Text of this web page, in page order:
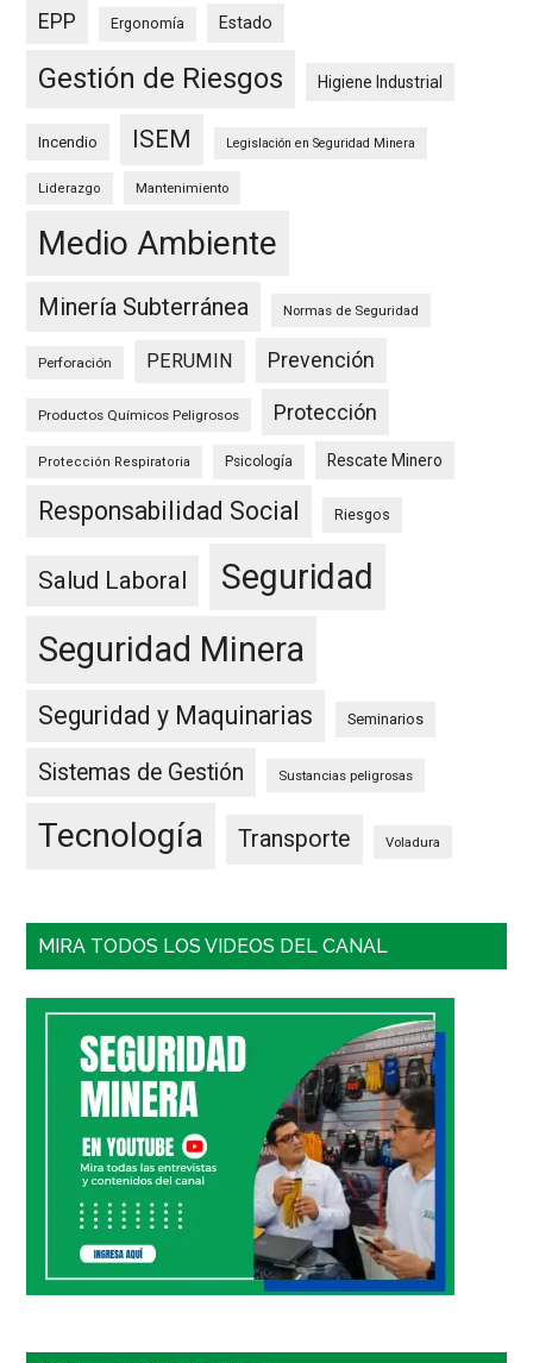
EPP Ergonomía Estado
Gestión de Riesgos Higiene Industrial
Incendio ISEM Legislación en Seguridad Minera
Liderazgo Mantenimiento
Medio Ambiente
Minería Subterránea Normas de Seguridad
Perforación PERUMIN Prevención
Productos Químicos Peligrosos Protección
Protección Respiratoria Psicología Rescate Minero
Responsabilidad Social Riesgos
Salud Laboral
Seguridad
Seguridad Minera
Seguridad y Maquinarias Seminarios
Sistemas de Gestión Sustancias peligrosas
Tecnología Transporte Voladura
MIRA TODOS LOS VIDEOS DEL CANAL